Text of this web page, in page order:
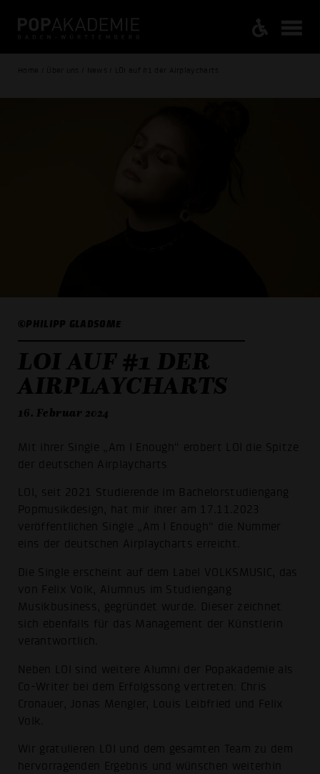
Home / Über uns / News / LOI auf #1 der Airplaycharts
©PHILIPP GLADSOME
LOI AUF #1 DER
AIRPLAYCHARTS
16. Februar 2024
Mit ihrer Single „Am I Enough“ erobert LOI die Spitze
der deutschen Airplaycharts
LOI, seit 2021 Studierende im Bachelorstudiengang
Popmusikdesign, hat mir ihrer am 17.11.2023
veröffentlichen Single „Am I Enough“ die Nummer
eins der deutschen Airplaycharts erreicht.
Die Single erscheint auf dem Label VOLKSMUSIC, das
von Felix Volk, Alumnus im Studiengang
Musikbusiness, gegründet wurde. Dieser zeichnet
sich ebenfalls für das Management der Künstlerin
verantwortlich.
Neben LOI sind weitere Alumni der Popakademie als
Co-Writer bei dem Erfolgssong vertreten: Chris
Cronauer, Jonas Mengler, Louis Leibfried und Felix
Volk.
Wir gratulieren LOI und dem gesamten Team zu dem
hervorragenden Ergebnis und wünschen weiterhin